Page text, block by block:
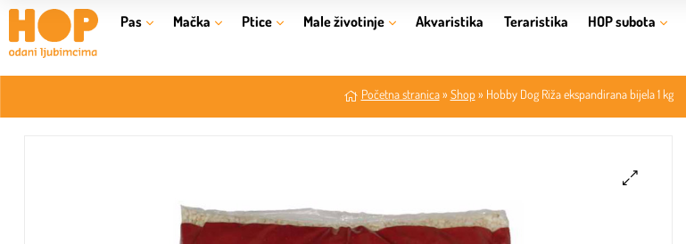
Pas Mačka Ptice Male životinje Akvaristika Teraristika HOP subota
Početna stranica» Shop» Hobby Dog Riža ekspandirana bijela 1 kg